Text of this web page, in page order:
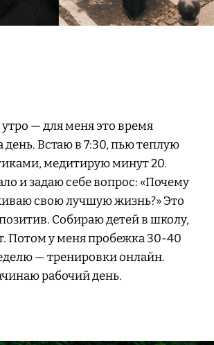
— для меня это время
день. Встаю в 7:30, пью теплую
медитирую минут 20.
и задаю себе вопрос: «Почему
свою лучшую жизнь?» Это
Собираю детей в школу,
Потом у меня пробежка 30-40
— тренировки онлайн.
рабочий день.